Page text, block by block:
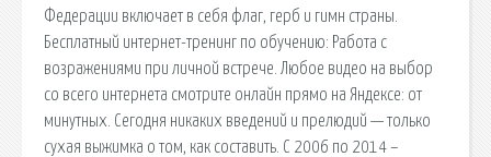
Федерации включает в себя флаг, герб и гимн страны.
Бесплатный интернет-тренинг по обучению: Работа с
возражениями при личной встрече. Любое видео на выбор
со всего интернета смотрите онлайн прямо на Яндексе: от
минутных. Сегодня никаких введений и прелюдий — только
сухая выжимка о том, как составить. С 2006 по 2014 –